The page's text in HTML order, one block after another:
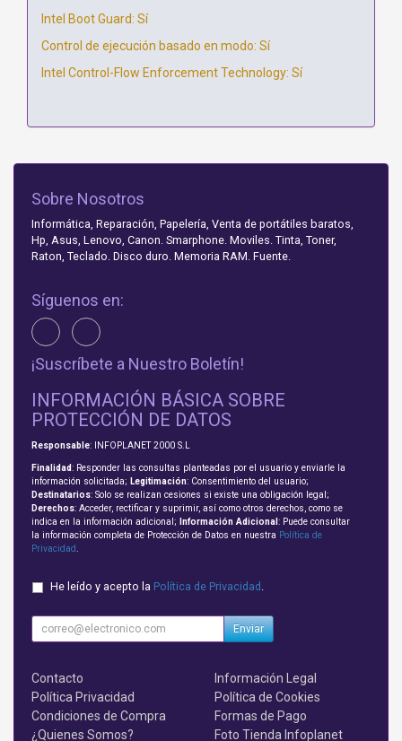
Intel Boot Guard: Sí
Control de ejecución basado en modo: Sí
Intel Control-Flow Enforcement Technology: Sí
Sobre Nosotros
Informática, Reparación, Papelería, Venta de portátiles baratos,
Hp, Asus, Lenovo, Canon. Smarphone. Moviles. Tinta, Toner,
Raton, Teclado. Disco duro. Memoria RAM. Fuente.
Síguenos en:
¡Suscríbete a Nuestro Boletín!
INFORMACIÓN BÁSICA SOBRE
PROTECCIÓN DE DATOS
Responsable: INFOPLANET 2000 S.L
Finalidad: Responder las consultas planteadas por el usuario y enviarle la
información solicitada; Legitimación: Consentimiento del usuario;
Destinatarios: Solo se realizan cesiones si existe una obligación legal;
Derechos: Acceder, rectificar y suprimir, así como otros derechos, como se
indica en la información adicional;
Información Adicional : Puede consultar
la información completa de Protección de Datos en nuestra Política de
Privacidad
He leído y acepto la Política de Privacidad
Enviar
Contacto
Información Legal
Política Privacidad
Política de Cookies
Condiciones de Compra
Formas de Pago
¿Quienes Somos?
Foto Tienda Infoplanet